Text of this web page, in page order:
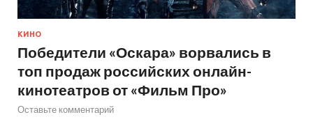
КИНО
Победители «Оскара» ворвались в
топ продаж российских онлайн-
кинотеатров от «Фильм Про»
Оставьте комментарий